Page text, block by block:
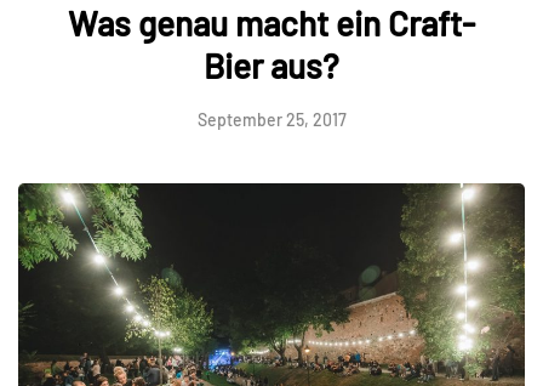
Was genau macht ein Craft-
Bier aus?
September 25, 2017